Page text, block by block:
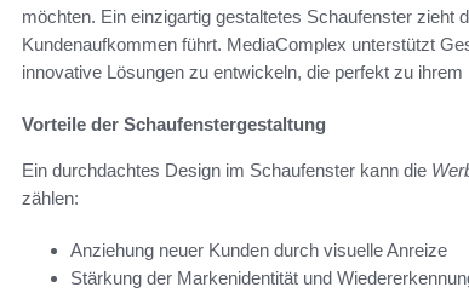
möchten. Ein einzigartig gestaltetes Schaufenster
Kundenaufkommen führt. MediaComplex unterstützt
innovative Lösungen zu entwickeln, die perfekt zu
Vorteile der Schaufenstergestaltung
Ein durchdachtes Design im Schaufenster kann die
zählen:
Anziehung neuer Kunden durch visuelle Anreize
Stärkung der Markenidentität und